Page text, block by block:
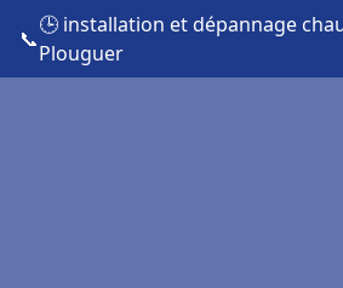
📞
🕒 installation et dépannage
Plouguer